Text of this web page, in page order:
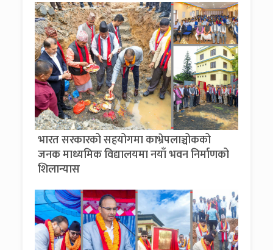
भारत सरकारको सहयोगमा काभ्रेपलाञ्चोकको
जनक माध्यमिक विद्यालयमा नयाँ भवन निर्माणको
शिलान्यास